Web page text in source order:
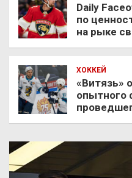
Daily
по
на рыке
ХОККЕЙ
«Витязь»
опытного